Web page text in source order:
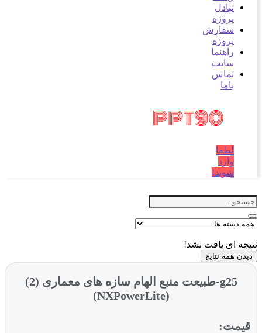
تبادل
پروژه
سفارش
پروژه
راهنما
سایت
تماس
لطفا
شوید!
ای یافت نشد!
همه نتایج
g25-طبیعت منبع الهام سازه های معماری (2)